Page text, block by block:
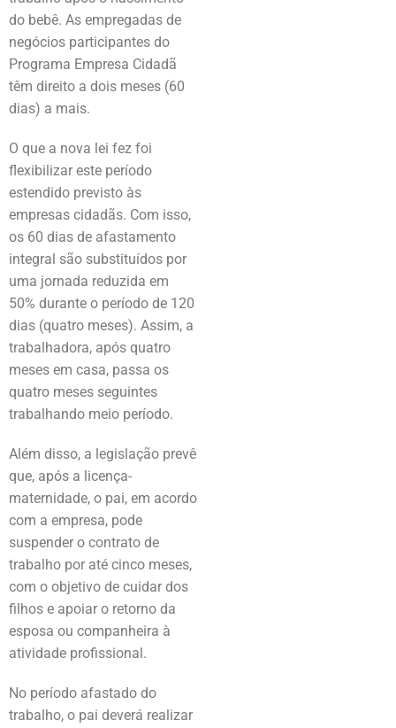
do bebê. As empregadas de
negócios participantes do
Programa Empresa Cidadã
têm direito a dois meses (60
dias) a mais.
O que a nova lei fez foi
flexibilizar este período
estendido previsto às
empresas cidadãs. Com isso,
os 60 dias de afastamento
integral são substituídos por
uma jornada reduzida em
50% durante o período de 120
dias (quatro meses). Assim, a
trabalhadora, após quatro
meses em casa, passa os
quatro meses seguintes
trabalhando meio período.
Além disso, a legislação prevê
que, após a licença-
maternidade, o pai, em acordo
com a empresa, pode
suspender o contrato de
trabalho por até cinco meses,
com o objetivo de cuidar dos
filhos e apoiar o retorno da
esposa ou companheira à
atividade profissional.
No período afastado do
trabalho, o pai deverá realizar